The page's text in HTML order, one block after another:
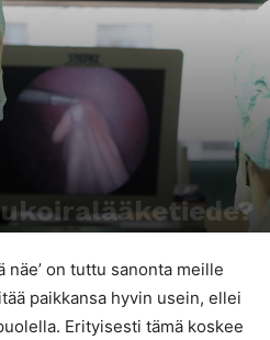
näe’ on tuttu sanonta meille
paikkansa hyvin usein, ellei
Erityisesti tämä koskee